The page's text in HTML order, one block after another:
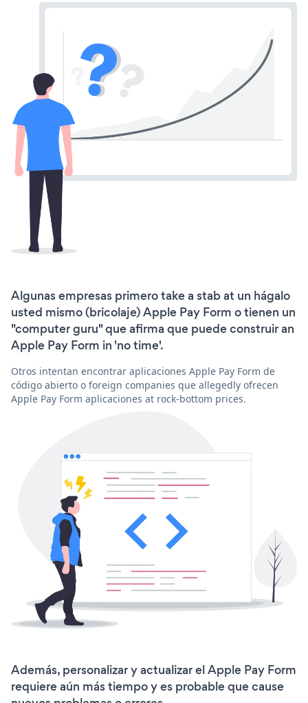
Algunas empresas primero take a stab at un hágalo
usted mismo (bricolaje) Apple Pay Form o tienen un
"computer guru" que afirma que puede construir an
Apple Pay Form in 'no time'.
Otros intentan encontrar aplicaciones Apple Pay Form de
código abierto o foreign companies que allegedly ofrecen
Apple Pay Form aplicaciones at rock-bottom prices.
Además, personalizar y actualizar el Apple Pay Form
requiere aún más tiempo y es probable que cause